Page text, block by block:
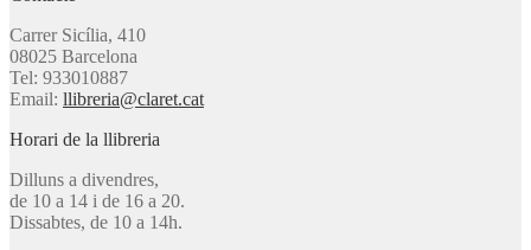
Carrer Sicília, 410
08025 Barcelona
Tel: 933010887
Email: llibreria@claret.cat
Horari de la llibreria
Dilluns a divendres,
de 10 a 14 i de 16 a 20.
Dissabtes, de 10 a 14h.